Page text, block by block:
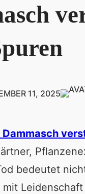
11, 2025
Dammasch
bedeutet